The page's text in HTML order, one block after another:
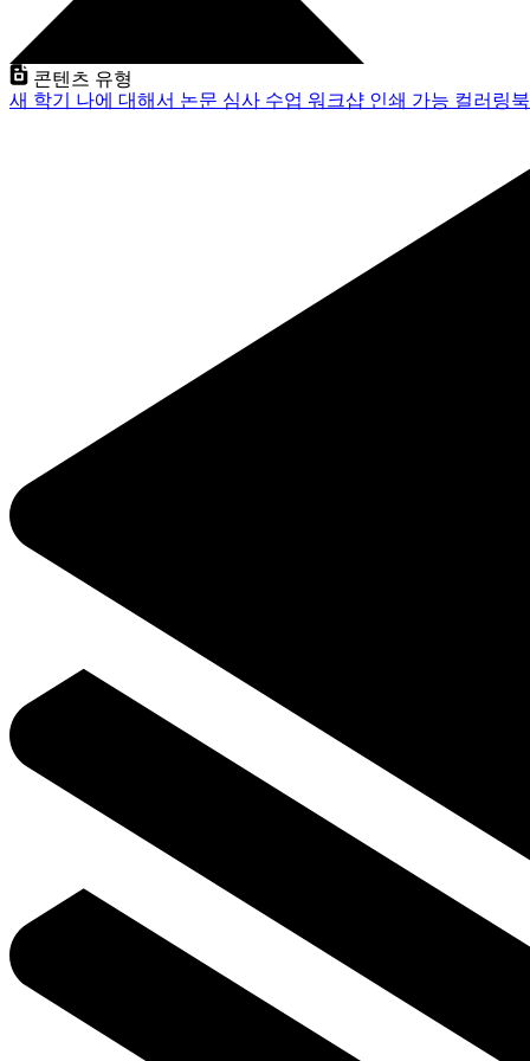
콘텐츠 유형
새 학기 나에 대해서 논문 심사 수업 워크샵 인쇄 가능 컬러링북